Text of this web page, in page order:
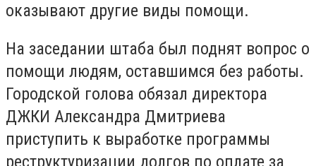
оказывают другие виды помощи.
На заседании штаба был поднят вопрос о
помощи людям, оставшимся без работы.
Городской голова обязал директора
ДЖКИ Александра Дмитриева
приступить к выработке программы
реструктуризации долгов по оплате за